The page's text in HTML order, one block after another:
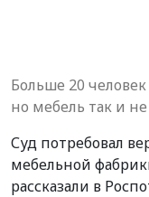
Больше 20
но мебель так и
Суд потребовал
мебельной
рассказали в